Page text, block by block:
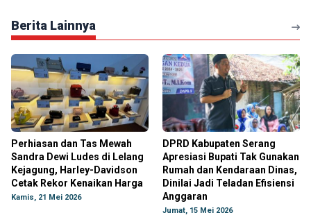
Berita Lainnya
Perhiasan dan Tas Mewah
Sandra Dewi Ludes di Lelang
Kejagung, Harley-Davidson
Cetak Rekor Kenaikan Harga
Kamis, 21 Mei 2026
DPRD Kabupaten Serang
Apresiasi Bupati Tak Gunakan
Rumah dan Kendaraan Dinas,
Dinilai Jadi Teladan Efisiensi
Anggaran
Jumat, 15 Mei 2026